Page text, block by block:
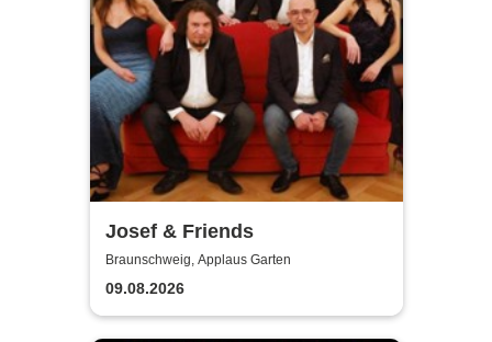
Josef & Friends
Braunschweig, Applaus Garten
09.08.2026